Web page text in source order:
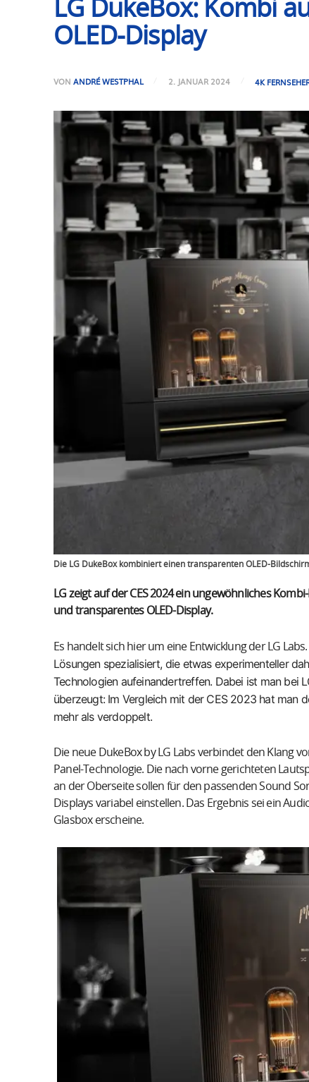
LG DukeBox: Kombi
OLED-Display
VON ANDRÉ WESTPHAL 2. JANUAR 2024 4K
Die LG DukeBox kombiniert einen transparenten OLED-
LG zeigt auf der CES 2024 ein ungewöhnliches
und transparentes OLED-Display.
Es handelt sich hier um eine Entwicklung der LG
Lösungen spezialisiert, die etwas experimenteller
Technologien aufeinandertreffen. Dabei ist man bei
überzeugt: Im Vergleich mit der CES 2023 hat man
mehr als verdoppelt.
Die neue DukeBox by LG Labs verbindet den Klang
Panel-Technologie. Die nach vorne gerichteten
an der Oberseite sollen für den passenden Sound
Displays variabel einstellen. Das Ergebnis sei ein
Glasbox erscheine.